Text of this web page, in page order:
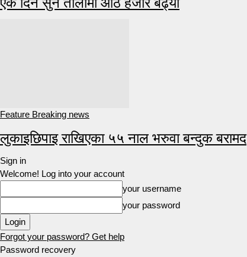
Feature Breaking news
लुकाइछिपाइ राखिएका ५५ नाल भरुवा बन्दुक बरामद
Sign in
Welcome! Log into your account
your username
your password
Forgot your password? Get help
Password recovery